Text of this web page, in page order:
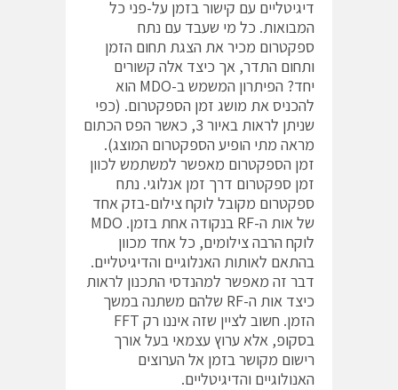
דיגיטליים עם קישור בזמן על-פני כל
המבואות. כל מי שעבד עם נתח
ספקטרום מכיר את הצגת תחום הזמן
ותחום התדר, אך כיצד אלה קשורים
יחד? הפיתרון המשמש ב-MDO הוא
להכניס את מושג זמן הספקטרום. (כפי
שניתן לראות באיור 3, כאשר הפס הכתום
מראה מתי הופיע הספקטרום המוצג).
זמן הספקטרום מאפשר למשתמש לכוון
זמן ספקטרום דרך זמן אנלוגי. נתח
ספקטרום מקובל לוקח צילום-בזק אחד
של אות ה-RF בנקודה אחת בזמן. MDO
לוקח הרבה צילומים, כל אחד מכוון
בהתאם לאותות האנלוגיים והדיגיטליים.
דבר זה מאפשר למהנדסי התכנון לראות
כיצד אות ה-RF שלהם משתנה במשך
הזמן. חשוב לציין שזה איננו רק FFT
בסקופ, אלא ערוץ עצמאי בעל אורך
רישום מקושר בזמן אל הערוצים
האנולוגיים והדיגיטליים.